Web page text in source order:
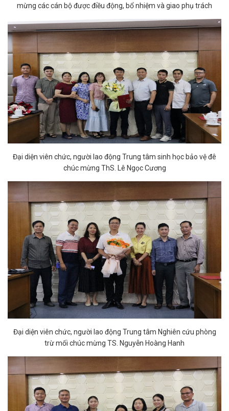
mừng các cán bộ được điều động, bổ nhiệm và giao phụ trách
Đại diện viên chức, người lao động Trung tâm sinh học bảo vệ đê
chúc mừng ThS. Lê Ngọc Cương
Đại diện viên chức, người lao động Trung tâm Nghiên cứu phòng
trừ mối chúc mừng TS. Nguyễn Hoàng Hanh